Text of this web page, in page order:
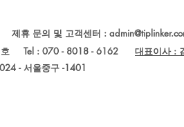
제휴 문의 및 고객센터 :
호 Tel : 070 - 8018 - 6162 대표이사 :
- 서울중구 -1401